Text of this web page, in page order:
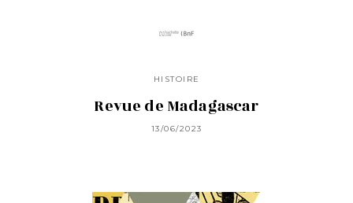
HISTOIRE
Revue de Madagascar
13/06/2023